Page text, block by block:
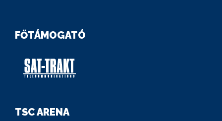
FŐTÁMOGATÓ
TSC ARENA